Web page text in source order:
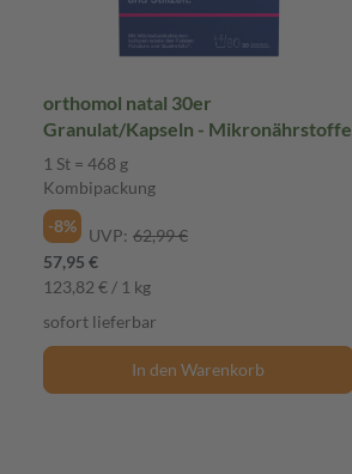
orthomol natal 30er
Granulat/Kapseln - Mikronährstoffe
1 St = 468 g
Kombipackung
-8%
UVP: 62,99 €
57,95 €
123,82 € / 1 kg
sofort lieferbar
In den Warenkorb